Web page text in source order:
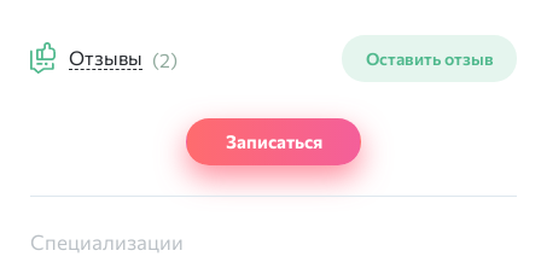
Отзывы (2) Оставить отзыв
Записаться
Специализации